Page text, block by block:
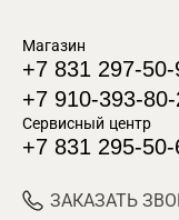
Магазин
+7 831 297-50-
+7 910-393-
Сервисный центр
+7 831 295-50-
ЗАКАЗАТЬ